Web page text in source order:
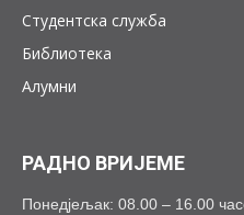
Студентска служба
Библиотека
Алумни
РАДНО ВРИЈЕМЕ
Понедјељак: 08.00 – 16.00